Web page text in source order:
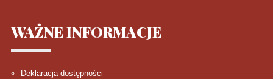
WAŻNEINFORMACJE
Deklaracja dostępności